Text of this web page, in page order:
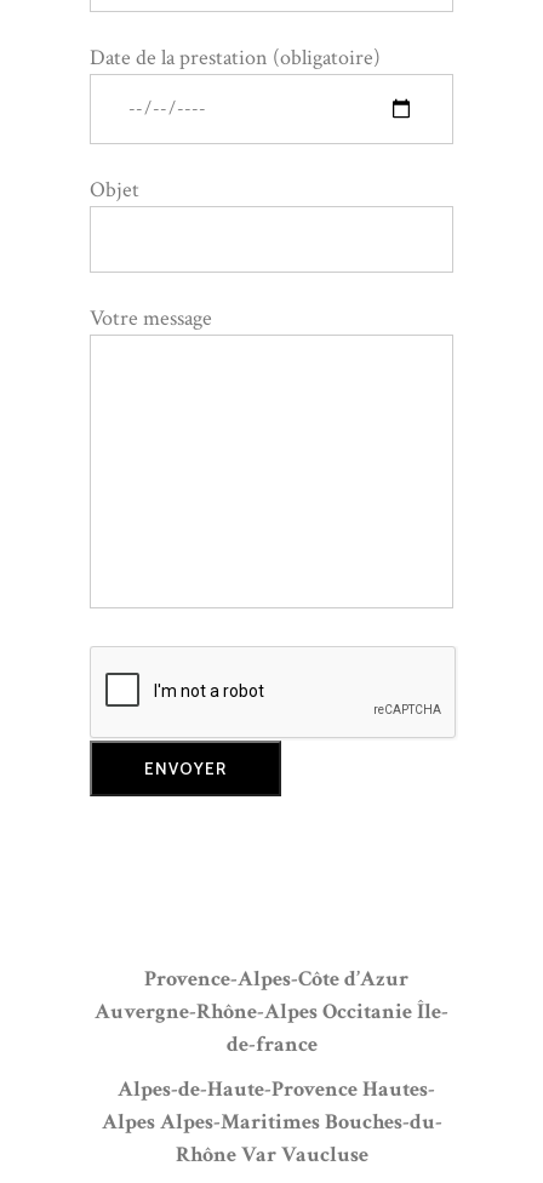
Date de la prestation (obligatoire)
Objet
Votre message
Provence-Alpes-Côte d’Azur
Auvergne-Rhône-AlpesOccitanieÎle-
de-france
Alpes-de-Haute-ProvenceHautes-
AlpesAlpes-MaritimesBouches-du-
RhôneVarVaucluse